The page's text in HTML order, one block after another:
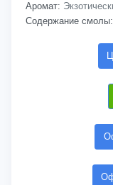
Аромат:
Содержание смолы: